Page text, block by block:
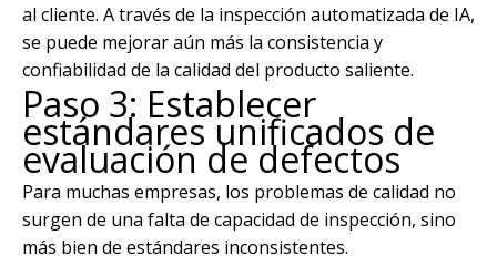
al cliente. A través de la inspección automatizada de IA,
se puede mejorar aún más la consistencia y
confiabilidad de la calidad del producto saliente.
Paso 3: Establecer
estándares unificados de
evaluación de defectos
Para muchas empresas, los problemas de calidad no
surgen de una falta de capacidad de inspección, sino
más bien de estándares inconsistentes.